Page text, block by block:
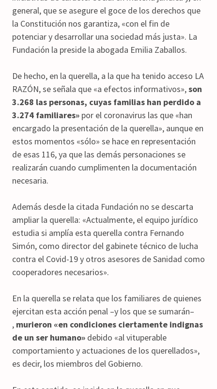
general, que se asegure el goce de los derechos que
la Constitución nos garantiza, «con el fin de
potenciar y desarrollar una sociedad más justa». La
Fundación la preside la abogada Emilia Zaballos.
De hecho, en la querella, a la que ha tenido acceso LA
RAZÓN, se señala que «a efectos informativos»,son
3.268 las personas, cuyas familias han perdido a
3.274 familiares» por el coronavirus las que «han
encargado la presentación de la querella», aunque en
estos momentos «sólo» se hace en representación
de esas 116, ya que las demás personaciones se
realizarán cuando cumplimenten la documentación
necesaria.
Además desde la citada Fundación no se descarta
ampliar la querella: «Actualmente, el equipo jurídico
estudia si amplía esta querella contra Fernando
Simón, como director del gabinete técnico de lucha
contra el Covid-19 y otros asesores de Sanidad como
cooperadores necesarios».
En la querella se relata que los familiares de quienes
ejercitan esta acción penal –y los que se sumarán–
, murieron «en condiciones ciertamente indignas
de un ser humano» debido «al vituperable
comportamiento y actuaciones de los querellados»,
es decir, los miembros del Gobierno.